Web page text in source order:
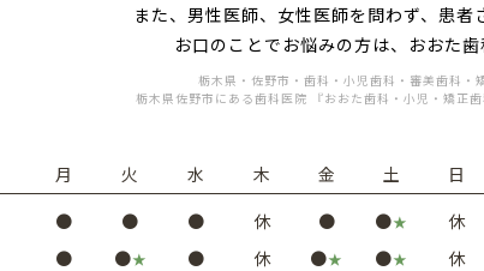
また、男性医師、女性医師を問わず、患
お口のことでお悩みの方は、おおた
栃木県・佐野市・歯科・小児歯科・審美歯科
栃木県佐野市にある歯科医院 『おおた歯科・小児・矯正
月 火 水 木 金 土
日
● ● ● 休 ● ●★
休
● ●★ ● 休 ●★ ●★ 休